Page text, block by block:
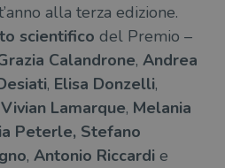
alla terza edizione.
scientifico del Premio –
Calandrone, Andrea
, Elisa Donzelli,
Vivian Lamarque, Melania
Peterle, Stefano
, Antonio Riccardi e